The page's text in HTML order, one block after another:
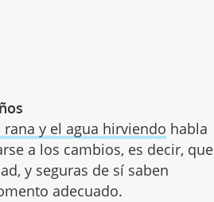
rana y el agua hirviendo habla
a los cambios, es decir, que
y seguras de sí saben
adecuado.